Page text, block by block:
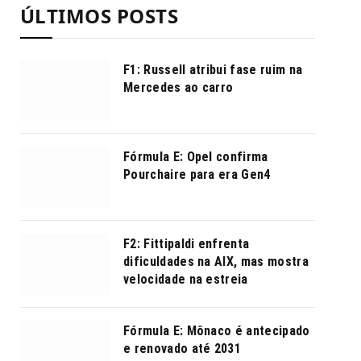
ÚLTIMOS POSTS
F1: Russell atribui fase ruim na
Mercedes ao carro
Fórmula E: Opel confirma
Pourchaire para era Gen4
F2: Fittipaldi enfrenta
dificuldades na AIX, mas mostra
velocidade na estreia
Fórmula E: Mônaco é antecipado
e renovado até 2031